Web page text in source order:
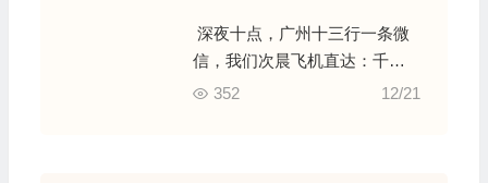
深夜十点，广州十三行一条微
信，我们次晨飞机直达：千件
女装尾货的“闪电清仓”
12/21
352